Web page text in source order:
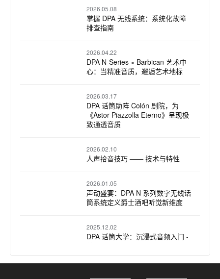
2026.05.08
掌握 DPA 无线系统：系统化故障
排查指南
2026.04.22
DPA N-Series × Barbican 艺术中
心：当精准音质，邂逅艺术地标
2026.03.17
DPA 话筒助阵 Colón 剧院，为
《Astor Piazzolla Eterno》呈现极
致通透音质
2026.02.10
人声拾音技巧 —— 技术与特性
2026.01.05
声动盛宴：DPA N 系列数字无线话
筒系统定义爵士酒吧听觉新维度
2025.12.02
DPA 话筒大学：沉浸式音频入门 -